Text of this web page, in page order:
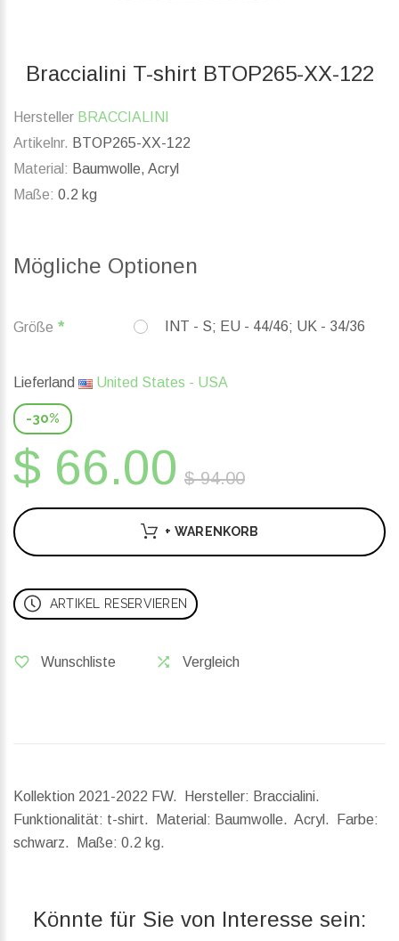
Braccialini T-shirt BTOP265-XX-122
Hersteller BRACCIALINI
Artikelnr. BTOP265-XX-122
Material: Baumwolle, Acryl
Maße: 0.2 kg
Mögliche Optionen
Größe INT - S; EU - 44/46; UK - 34/36
Lieferland United States - USA
-30%
$ 66.00 $ 94.00
+ WARENKORB
ARTIKEL RESERVIEREN
Wunschliste Vergleich
Kollektion 2021-2022 FW. Hersteller: Braccialini.
Funktionalität: t-shirt. Material: Baumwolle. Acryl. Farbe:
schwarz.
Maße: 0.2 kg.
Könnte für Sie von Interesse sein: